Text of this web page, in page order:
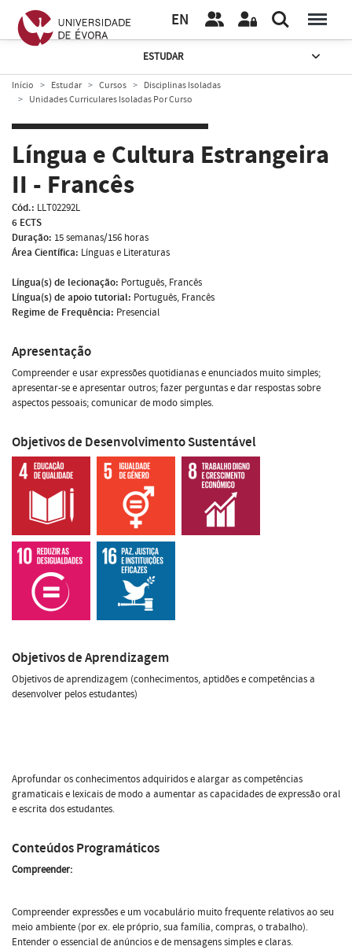
EN
ESTUDAR
Início Estudar Cursos
Disciplinas Isoladas
Unidades Curriculares Isoladas Por Curso
Língua e Cultura Estrangeira
II - Francês
Cód.: LLT02292L
6 ECTS
Duração: 15 semanas/156 horas
Área Científica: Línguas e Literaturas
Língua(s) de lecionação: Português, Francês
Língua(s) de apoio tutorial: Português, Francês
Regime de Frequência: Presencial
Apresentação
Compreender e usar expressões quotidianas e enunciados muito simples;
apresentar-se e apresentar outros; fazer perguntas e dar respostas sobre
aspectos pessoais; comunicar de modo simples.
Objetivos de Desenvolvimento Sustentável
Objetivos de Aprendizagem
Objetivos de aprendizagem (conhecimentos, aptidões e competências a
desenvolver pelos estudantes)
Aprofundar os conhecimentos adquiridos e alargar as competências
gramaticais e lexicais de modo a aumentar as capacidades de expressão oral
e escrita dos estudantes.
Conteúdos Programáticos
Compreender:
Compreender expressões e um vocabulário muito frequente relativos ao seu
meio ambiente (por ex. ele próprio, sua família, compras, o trabalho).
Entender o essencial de anúncios e de mensagens simples e claras.